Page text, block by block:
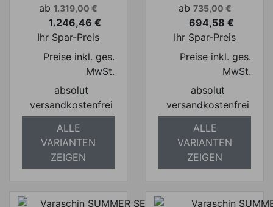
Verkaufspreis
ab 1.319,00 €
Preis
1.246,46 €
Ihr Spar-Preis
Preise inkl. ges.
MwSt.
absolut
versandkostenfrei
ALLE
VARIANTEN
ZEIGEN
Verkaufspreis
ab 735,00 €
Preis
694,58 €
Ihr Spar-Preis
Preise inkl. ges.
MwSt.
absolut
versandkostenfrei
ALLE
VARIANTEN
ZEIGEN